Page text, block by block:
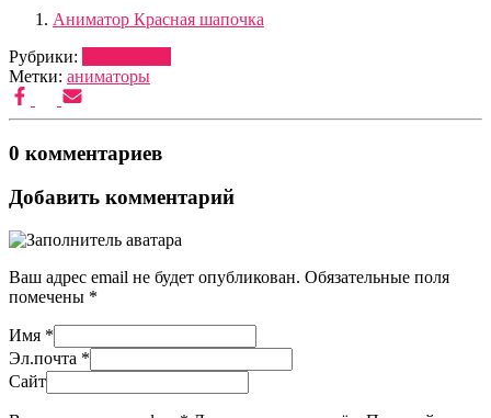
Аниматор Красная шапочка
Рубрики:
Метки: аниматоры
0 комментариев
Добавить комментарий
Ваш адрес email не будет опубликован. Обязательные поля
помечены *
Имя *
Эл.почта *
Сайт